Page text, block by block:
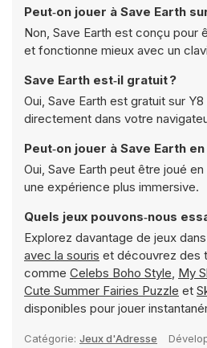
Peut‑on jouer à Save Earth
Non, Save Earth est conçu pour
et fonctionne mieux avec un
Save Earth est‑il gratuit ?
Oui, Save Earth est gratuit sur
directement dans votre
Peut‑on jouer à Save Earth
Oui, Save Earth peut être joué
une expérience plus immersive.
Quels jeux pouvons‑nous
Explorez davantage de jeux
avec la souris et découvrez des
comme Celebs Boho Style, My
Cute Summer Fairies Puzzle et
disponibles pour jouer
Catégorie: Jeux d'Adresse